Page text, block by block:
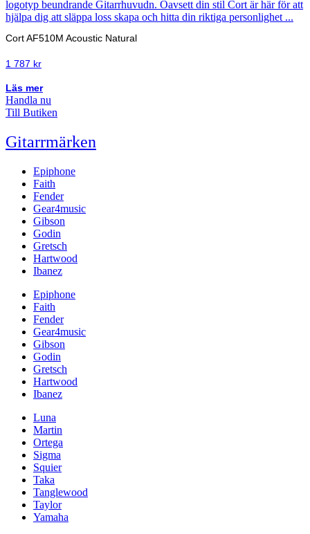
Cort AF510M Acoustic Natural
1 787 kr
Läs mer
Handla nu
Till Butiken
Gitarrmärken
Epiphone
Faith
Fender
Gear4music
Gibson
Godin
Gretsch
Hartwood
Ibanez
Epiphone
Faith
Fender
Gear4music
Gibson
Godin
Gretsch
Hartwood
Ibanez
Luna
Martin
Ortega
Sigma
Squier
Taka
Tanglewood
Taylor
Yamaha